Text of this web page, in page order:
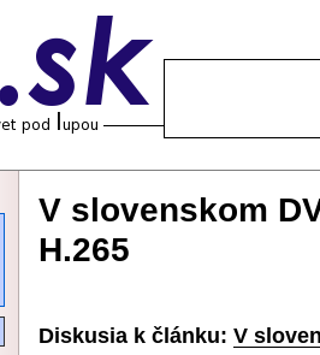
V slovenskom
H.265
Diskusia k článku: V